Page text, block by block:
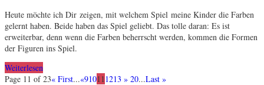
Heute möchte ich Dir zeigen, mit welchem Spiel meine Kinder die Farben
gelernt haben. Beide haben das Spiel geliebt. Das tolle daran: Es ist
erweiterbar, denn wenn die Farben beherrscht werden, kommen die Formen
der Figuren ins Spiel.
Weiterlesen
Page 11 of 23« First...«910111213 » 20...Last »